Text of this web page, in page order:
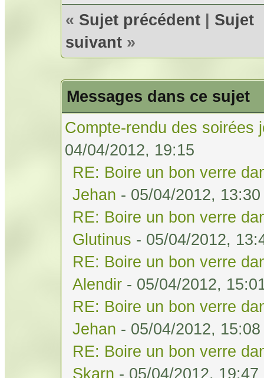
« Sujet précédent | Sujet
suivant »
Messages dans ce sujet
Compte-rendu des soirées
04/04/2012, 19:15
RE: Boire un bon verre
Jehan - 05/04/2012, 13:30
RE: Boire un bon verre
Glutinus - 05/04/2012,
RE: Boire un bon verre
Alendir - 05/04/2012,
RE: Boire un bon verre
Jehan - 05/04/2012, 15:08
RE: Boire un bon verre
Skarn - 05/04/2012, 19:47